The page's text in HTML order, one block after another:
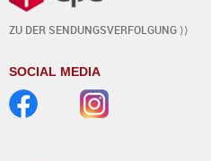
ZU DER SENDUNGSVERFOLGUNG ⟩⟩
SOCIAL MEDIA